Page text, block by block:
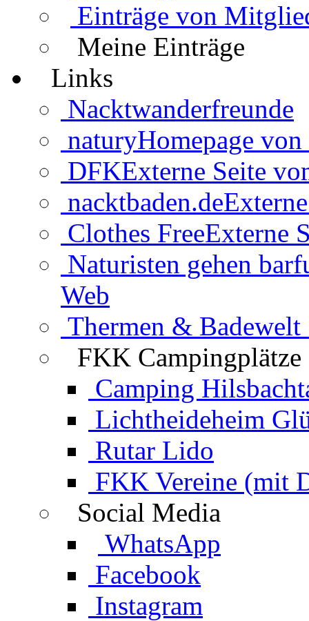
Einträge von
Meine Einträge
Links
Nacktwanderfreunde
naturyHomepage
DFKExterne Seite
nacktbaden.de
Clothes FreeExterne
Naturisten gehen
Web
Thermen & Badewelt
FKK Campingplätze
Camping
Lichtheideheim
Rutar Lido
FKK Vereine (mit
Social Media
WhatsApp
Facebook
Instagram